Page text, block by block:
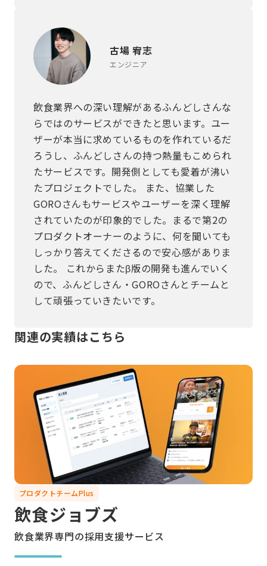
古場 宥志
エンジニア
飲食業界への深い理解があるふんどしさんな
らではのサービスができたと思います。ユー
ザーが本当に求めているものを作れているだ
ろうし、ふんどしさんの持つ熱量もこめられ
たサービスです。開発側としても愛着が沸い
たプロジェクトでした。 また、協業した
GOROさんもサービスやユーザーを深く理解
されていたのが印象的でした。まるで第2の
プロダクトオーナーのように、何を聞いても
しっかり答えてくださるので安心感がありま
した。 これからまたβ版の開発も進んでいく
ので、ふんどしさん・GOROさんとチームと
して頑張っていきたいです。
関連の実績はこちら
プロダクトチームPlus
飲食ジョブズ
飲食業界専門の採用支援サービス